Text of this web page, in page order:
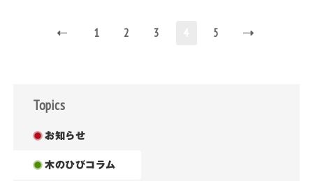
1 2 3 (current)
5
Topics
お知らせ
木のひびコラム